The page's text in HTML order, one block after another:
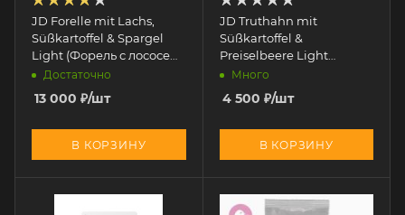
JD Forelle mit Lachs,
Süßkartoffel & Spargel
Light (Форель с лососем
ЛАЙТ) 12 кг
Достаточно
13 000 ₽/шт
В КОРЗИНУ
JD Truthahn mit
Süßkartoffel &
Preiselbeere Light
(Индейка с клюквой и
Много
4 500 ₽/шт
В КОРЗИНУ